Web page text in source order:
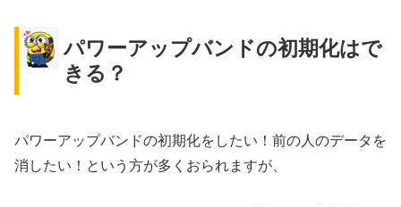
パワーアップバンドの初期化はで
きる？
パワーアップバンドの初期化をしたい！前の人のデータを
消したい！という方が多くおられますが、